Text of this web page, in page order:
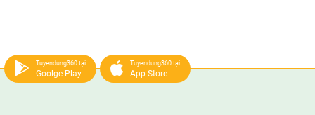
Tuyendung360 tại
Goolge Play
Tuyendung360 tại
App Store